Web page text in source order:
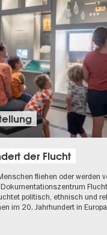
der Flucht
fliehen oder werden
politisch, ethnisch und
im 20. Jahrhundert in